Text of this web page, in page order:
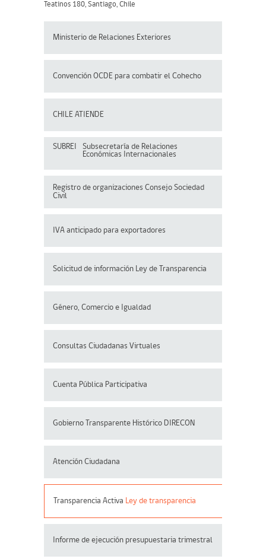
Teatinos 180, Santiago, Chile
Ministerio de Relaciones Exteriores
Convención OCDE para combatir el Cohecho
CHILE ATIENDE
SUBREI
Subsecretaría de Relaciones
Económicas Internacionales
Registro de organizaciones Consejo Sociedad
Civil
IVA anticipado para exportadores
Solicitud de información Ley de Transparencia
Género, Comercio e Igualdad
Consultas Ciudadanas Virtuales
Cuenta Pública Participativa
Gobierno Transparente Histórico DIRECON
Atención Ciudadana
Transparencia Activa Ley de transparencia
Informe de ejecución presupuestaria trimestral